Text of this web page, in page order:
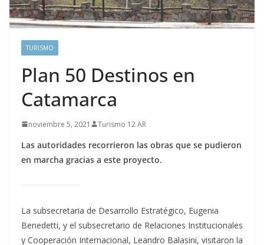
TURISMO
Plan 50 Destinos en
Catamarca
noviembre 5, 2021 Turismo 12 AR
Las autoridades recorrieron las obras que se pudieron
en marcha gracias a este proyecto.
La subsecretaria de Desarrollo Estratégico, Eugenia
Benedetti, y el subsecretario de Relaciones Institucionales
y Cooperación Internacional, Leandro Balasini, visitaron la